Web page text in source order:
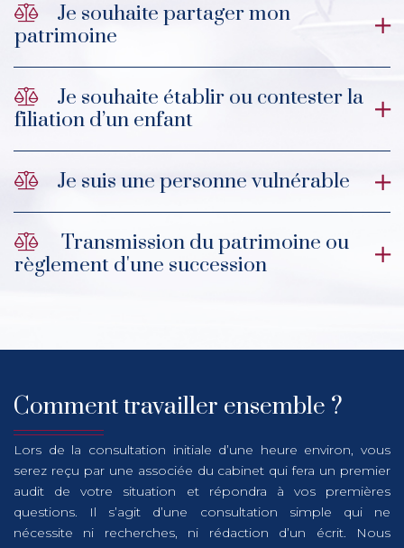
Je souhaite partager mon
patrimoine
Je souhaite établir ou contester la
filiation d’un enfant
Je suis une personne vulnérable
Transmission du patrimoine ou
règlement d'une succession
Comment travailler ensemble ?
Lors de la consultation initiale d’une heure environ, vous
serez reçu par une associée du cabinet qui fera un premier
audit de votre situation et répondra à vos premières
questions. Il s’agit d’une consultation simple qui ne
nécessite ni recherches, ni rédaction d’un écrit. Nous